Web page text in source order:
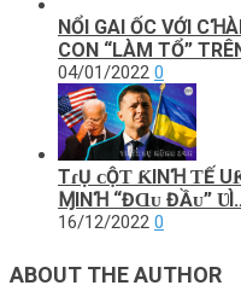
NỔI GAI ỐC VỚI
CON “LÀM TỔ”
04/01/2022 0
TɾỤ ᴄỘƬ ƘINꞪ ƬẾ
ⱮINꞪ “ĐⱭᴜ ĐẦᴜ”
16/12/2022 0
ABOUT THE AUTHOR